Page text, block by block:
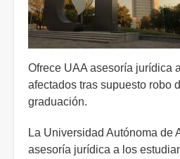
Ofrece UAA asesoría jurídica
afectados tras supuesto robo
graduación.
La Universidad Autónoma de
asesoría jurídica a los